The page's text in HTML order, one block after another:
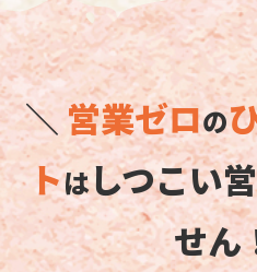
＼営業ゼロの
トはしつこい
せん